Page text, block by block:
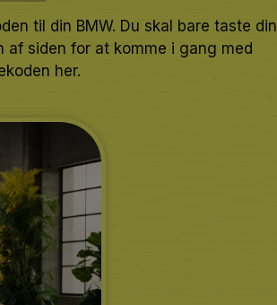
til din BMW. Du skal bare taste din
af siden for at komme i gang med
her.